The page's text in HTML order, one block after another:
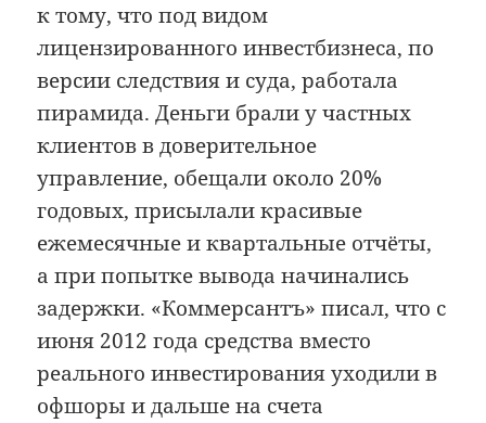
к тому, что под видом
лицензированного инвестбизнеса, по
версии следствия и суда, работала
пирамида. Деньги брали у частных
клиентов в доверительное
управление, обещали около 20%
годовых, присылали красивые
ежемесячные и квартальные отчёты,
а при попытке вывода начинались
задержки. «Коммерсантъ» писал, что с
июня 2012 года средства вместо
реального инвестирования уходили в
офшоры и дальше на счета